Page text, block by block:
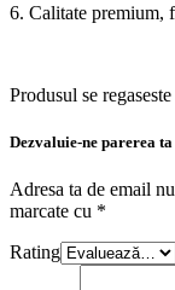
6. Calitate premium,
Produsul se
Dezvaluie-ne parerea ta
Adresa ta de email
marcate cu *
Rating